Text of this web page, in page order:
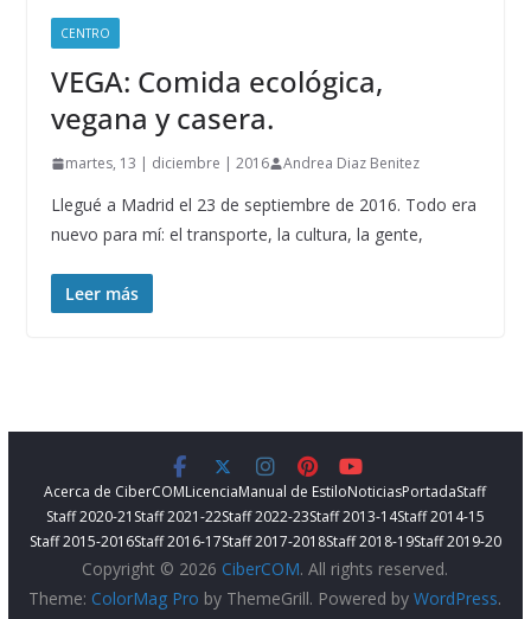
CENTRO
VEGA: Comida ecológica,
vegana y casera.
martes, 13 | diciembre | 2016 Andrea Diaz Benitez
Llegué a Madrid el 23 de septiembre de 2016. Todo era
nuevo para mí: el transporte, la cultura, la gente,
Leer más
Acerca de CiberCOMLicenciaManual de EstiloNoticiasPortadaStaff
Staff 2020-21 Staff 2021-22Staff 2022-23Staff 2013-14Staff 2014-15
Staff 2015-2016Staff 2016-17Staff 2017-2018Staff 2018-19Staff 2019-20
Copyright © 2026 CiberCOM. All rights reserved.
Theme: ColorMag Pro by ThemeGrill. Powered byWordPress.